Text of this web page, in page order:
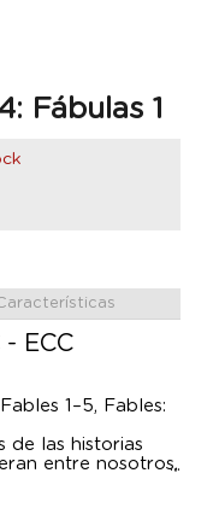
Fábulas 1
ECC
1–5, Fables:
de las historias
entre nosotros,
la
y sin magia? La